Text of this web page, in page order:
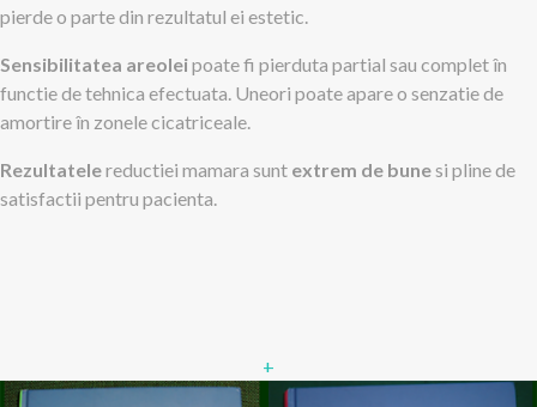
pierde o parte din rezultatul ei estetic.
Sensibilitatea areoleipoate fi pierduta partial sau complet în
functie de tehnica efectuata. Uneori poate apare o senzatie de
amortire în zonele cicatriceale.
Rezultatelereductiei mamara sunt extrem de bunesi pline de
satisfactii pentru pacienta.
+